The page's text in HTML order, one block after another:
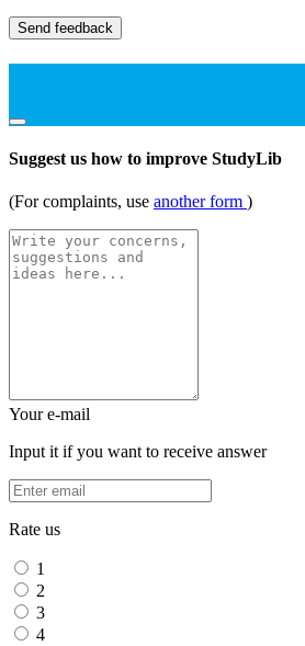
Send feedback
Suggest us how to improve StudyLib
(For complaints, use another form )
Your e-mail
Input it if you want to receive answer
Rate us
1
2
3
4